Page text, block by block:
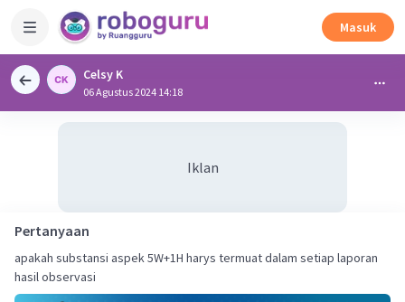
Masuk
Celsy K
06 Agustus 2024 14:18
Iklan
Pertanyaan
apakah substansi aspek 5W+1H harys termuat dalam setiap laporan
hasil observasi